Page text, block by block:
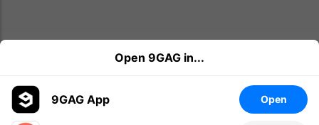
Open 9GAG in...
9GAG App Open